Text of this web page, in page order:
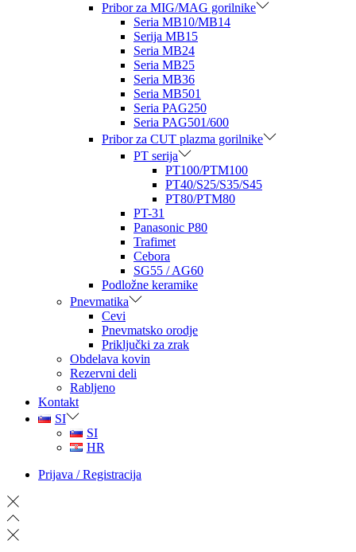
Pribor za MIG/MAG gorilnike
Seria MB10/MB14
Serija MB15
Seria MB24
Seria MB25
Seria MB36
Seria MB501
Seria PAG250
Seria PAG501/600
Pribor za CUT plazma gorilnike
PT serija
PT100/PTM100
PT40/S25/S35/S45
PT80/PTM80
PT-31
Panasonic P80
Trafimet
Cebora
SG55 / AG60
Podložne keramike
Pnevmatika
Cevi
Pnevmatsko orodje
Priključki za zrak
Obdelava kovin
Rezervni deli
Rabljeno
Kontakt
SI
SI
HR
Prijava / Registracija